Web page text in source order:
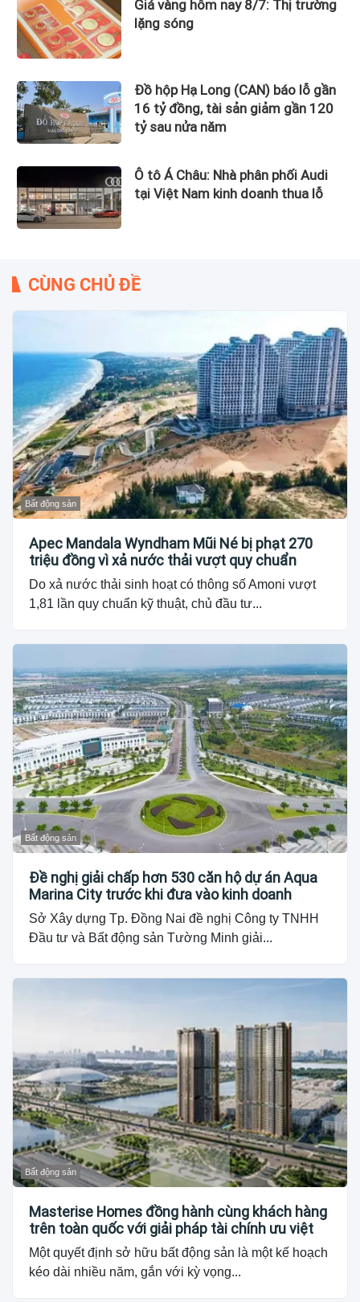
Giá vàng hôm nay 8/7: Thị trường
lặng sóng
Đồ hộp Hạ Long (CAN) báo lỗ gần
16 tỷ đồng, tài sản giảm gần 120
tỷ sau nửa năm
Ô tô Á Châu: Nhà phân phối Audi
tại Việt Nam kinh doanh thua lỗ
CÙNG CHỦ ĐỀ
Bất động sản
Apec Mandala Wyndham Mũi Né bị phạt 270
triệu đồng vì xả nước thải vượt quy chuẩn
Do xả nước thải sinh hoạt có thông số Amoni vượt
1,81 lần quy chuẩn kỹ thuật, chủ đầu tư...
Bất động sản
Đề nghị giải chấp hơn 530 căn hộ dự án Aqua
Marina City trước khi đưa vào kinh doanh
Sở Xây dựng Tp. Đồng Nai đề nghị Công ty TNHH
Đầu tư và Bất động sản Tường Minh giải...
Bất động sản
Masterise Homes đồng hành cùng khách hàng
trên toàn quốc với giải pháp tài chính ưu việt
Một quyết định sở hữu bất động sản là một kế hoạch
kéo dài nhiều năm, gắn với kỳ vọng...